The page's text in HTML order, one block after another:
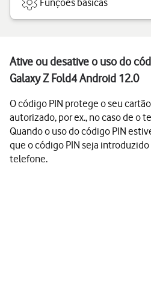
Funções básicas
Ative ou desative o uso do
Galaxy Z Fold4 Android 12.0
O código PIN protege o seu
autorizado, por ex., no caso de o
Quando o uso do código PIN
que o código PIN seja
telefone.